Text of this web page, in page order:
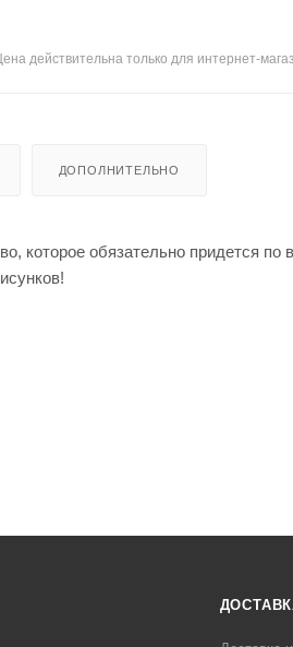
действительна только для интернет-
ДОПОЛНИТЕЛЬНО
которое обязательно придется по